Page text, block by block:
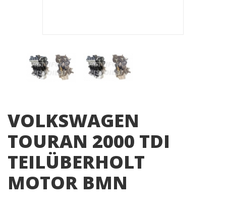
VOLKSWAGEN
TOURAN 2000 TDI
TEILÜBERHOLT
MOTOR BMN